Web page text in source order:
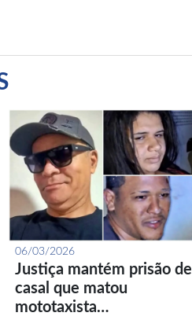
06/03/2026
Justiça mantém prisão de
casal que matou
mototaxista…